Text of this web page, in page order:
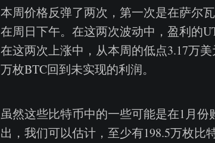
本周价格反弹了两次，第一次是在萨尔
在周日下午。在这两次波动中，盈利的
在这两次上涨中，从本周的低点3.17万
万枚BTC回到未实现的利润。
虽然这些比特币中的一些可能是在1月
出，我们可以估计，至少有198.5万枚比